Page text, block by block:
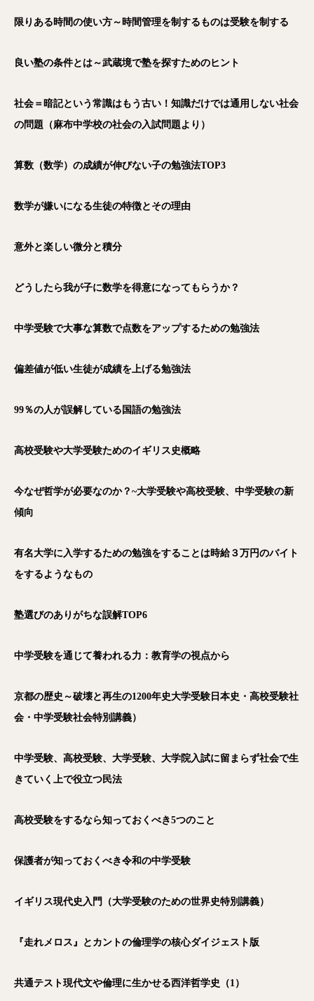
限りある時間の使い方～時間管理を制するものは受験を制する
良い塾の条件とは～武蔵境で塾を探すためのヒント
社会＝暗記という常識はもう古い！知識だけでは通用しない社会
の問題（麻布中学校の社会の入試問題より）
算数（数学）の成績が伸びない子の勉強法TOP3
数学が嫌いになる生徒の特徴とその理由
意外と楽しい微分と積分
どうしたら我が子に数学を得意になってもらうか？
中学受験で大事な算数で点数をアップするための勉強法
偏差値が低い生徒が成績を上げる勉強法
99％の人が誤解している国語の勉強法
高校受験や大学受験ためのイギリス史概略
今なぜ哲学が必要なのか？~大学受験や高校受験、中学受験の新
傾向
有名大学に入学するための勉強をすることは時給３万円のバイト
をするようなもの
塾選びのありがちな誤解TOP6
中学受験を通じて養われる力：教育学の視点から
京都の歴史～破壊と再生の1200年史大学受験日本史・高校受験社
会・中学受験社会特別講義）
中学受験、高校受験、大学受験、大学院入試に留まらず社会で生
きていく上で役立つ民法
高校受験をするなら知っておくべき5つのこと
保護者が知っておくべき令和の中学受験
イギリス現代史入門（大学受験のための世界史特別講義）
『走れメロス』とカントの倫理学の核心ダイジェスト版
共通テスト現代文や倫理に生かせる西洋哲学史（1）